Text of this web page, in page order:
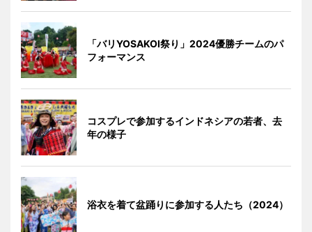
「バリYOSAKOI祭り」2024優勝チームのパ
フォーマンス
コスプレで参加するインドネシアの若者、去
年の様子
浴衣を着て盆踊りに参加する人たち（2024）